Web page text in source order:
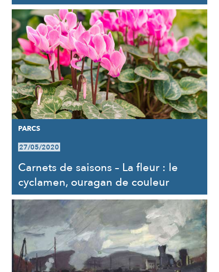
PARCS
27/05/2020
Carnets de saisons – La fleur : le
cyclamen, ouragan de couleur